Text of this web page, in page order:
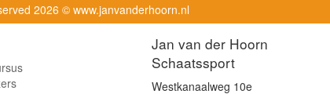
2026 © www.janvanderhoorn.nl
Jan van der Hoorn
Schaatssport
Westkanaalweg 10e